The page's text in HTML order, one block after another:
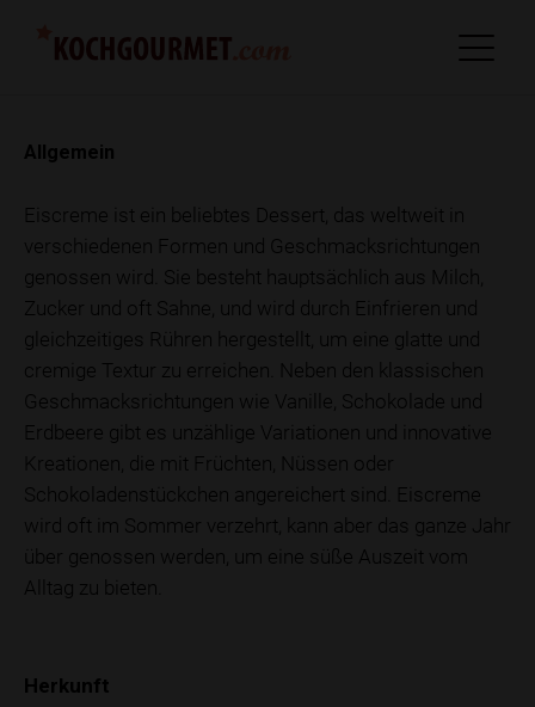
Allgemein
Eiscreme ist ein beliebtes Dessert, das weltweit in
verschiedenen Formen und Geschmacksrichtungen
genossen wird. Sie besteht hauptsächlich aus Milch,
Zucker und oft Sahne, und wird durch Einfrieren und
gleichzeitiges Rühren hergestellt, um eine glatte und
cremige Textur zu erreichen. Neben den klassischen
Geschmacksrichtungen wie Vanille, Schokolade und
Erdbeere gibt es unzählige Variationen und innovative
Kreationen, die mit Früchten, Nüssen oder
Schokoladenstückchen angereichert sind. Eiscreme
wird oft im Sommer verzehrt, kann aber das ganze Jahr
über genossen werden, um eine süße Auszeit vom
Alltag zu bieten.
Herkunft